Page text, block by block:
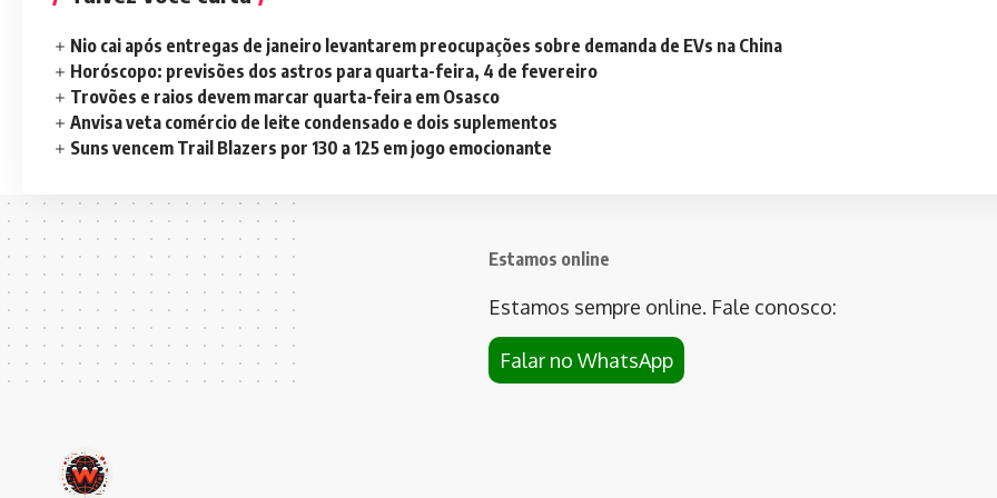
Nio cai após entregas de janeiro levantarem preocupações sobre demanda de EVs na China
Horóscopo: previsões dos astros para quarta-feira, 4 de fevereiro
Trovões e raios devem marcar quarta-feira em Osasco
Anvisa veta comércio de leite condensado e dois suplementos
Suns vencem Trail Blazers por 130 a 125 em jogo emocionante
Estamos online
Estamos sempre online. Fale conosco:
Falar no WhatsApp